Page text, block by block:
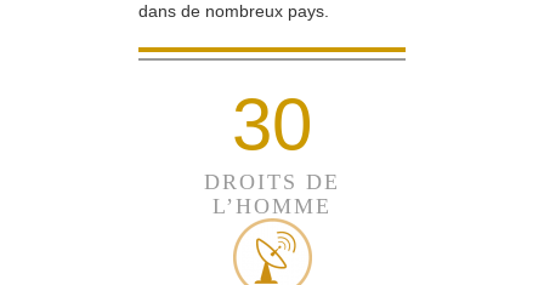
dans de nombreux pays.
30
DROITS DE
L’HOMME